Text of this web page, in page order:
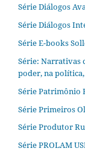
Série Diálogos
Série Diálogos
Série E-books
Série: Narrativas
poder, na
Série Patrimônio
Série Primeiros
Série Produtor
Série PROLAM